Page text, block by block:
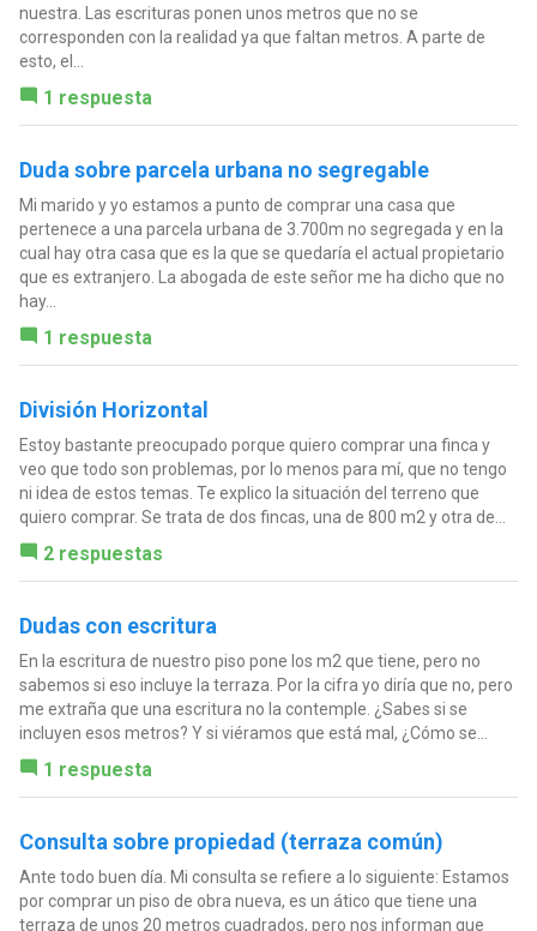
nuestra. Las escrituras ponen unos metros que no se
corresponden con la realidad ya que faltan metros. A parte de
esto, el...
1 respuesta
Duda sobre parcela urbana no segregable
Mi marido y yo estamos a punto de comprar una casa que
pertenece a una parcela urbana de 3.700m no segregada y en la
cual hay otra casa que es la que se quedaría el actual propietario
que es extranjero. La abogada de este señor me ha dicho que no
hay...
1 respuesta
División Horizontal
Estoy bastante preocupado porque quiero comprar una finca y
veo que todo son problemas, por lo menos para mí, que no tengo
ni idea de estos temas. Te explico la situación del terreno que
quiero comprar. Se trata de dos fincas, una de 800 m2 y otra de...
2 respuestas
Dudas con escritura
En la escritura de nuestro piso pone los m2 que tiene, pero no
sabemos si eso incluye la terraza. Por la cifra yo diría que no, pero
me extraña que una escritura no la contemple. ¿Sabes si se
incluyen esos metros? Y si viéramos que está mal, ¿Cómo se...
1 respuesta
Consulta sobre propiedad (terraza común)
Ante todo buen día. Mi consulta se refiere a lo siguiente: Estamos
por comprar un piso de obra nueva, es un ático que tiene una
terraza de unos 20 metros cuadrados, pero nos informan que